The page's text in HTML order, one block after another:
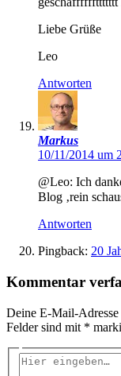
Liebe Grüße
Leo
Antworten
Markus
10/11/2014 um
@Leo: Ich
Blog ‚rein
Antworten
Pingback: 20
Kommentar
Deine E-Mail-
Felder sind mit *
Hier